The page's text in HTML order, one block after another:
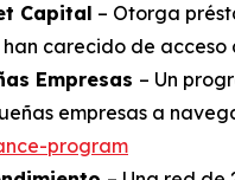
Capital – Otorga
carecido de
Empresas – Un
empresas a
program